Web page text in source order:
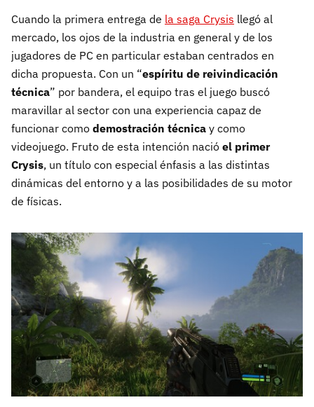
Cuando la primera entrega de la saga Crysis llegó al
mercado, los ojos de la industria en general y de los
jugadores de PC en particular estaban centrados en
dicha propuesta. Con un “espíritu de reivindicación
técnica” por bandera, el equipo tras el juego buscó
maravillar al sector con una experiencia capaz de
funcionar como demostración técnica y como
videojuego. Fruto de esta intención nació el primer
Crysis, un título con especial énfasis a las distintas
dinámicas del entorno y a las posibilidades de su motor
de físicas.